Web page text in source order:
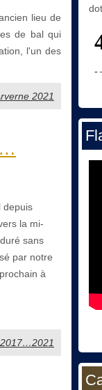
lieu de
de bal qui
l'un des
2021
depuis
la mi-
sans
par notre
à